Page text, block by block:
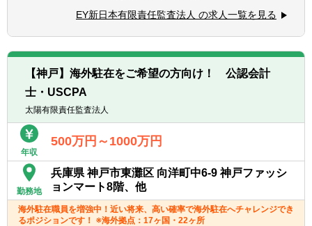
■USCPA、USCPA科目合格者（3科目以上）
▽下記、いずれかの業務経験
■事業会社の経理財務部門や経営企画部門で
制等）でのプロジェクトマネジメント経験
ー業務でのマネージャー経験
▽下記のいずれかの資格
■公認会計士（JICPA）
■USCPA
【歓迎経験・スキル】
業務に従事いただきます。
■会計コンプライアンス関連
・国際財務報告基準（IFRS）導入支援
・新会計基準対応支援
・M&A等の投資に関する会計助言
■財務報告ガバナンス・プロセス関連
・内部統制（J-SOX）の見直し・効率化
・決算早期化・効率化支援
援
・経理・財務業務におけるDX対応支援
・原価計算制度の導入・精緻化支援
・決算業務支援
EY新日本有限責任監査法人 の求人一覧を見る
【神戸】海外駐在をご希望の方向け！ 公認会計
士・USCPA
太陽有限責任監査法人
年収
500万円～1000万円
勤務地
兵庫県 神戸市東灘区 向洋町中6-9 神戸ファッシ
ョンマート8階、他
海外駐在職員を増強中！近い将来、高い確率で海外駐在へチャレンジでき
るポジションです！ ※海外拠点：17ヶ国・22ヶ所